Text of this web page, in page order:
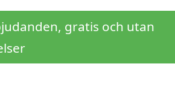
gratis och utan